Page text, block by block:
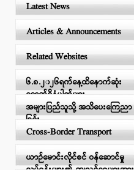
Latest News
Articles & Announcements
Related Websites
၆.၈.၂၀၂၆ရက်နေ့ထိနောက်ဆုံး
ရောက်ရှိနံပါတ်များ
အများပြည်သူသို့ အသိပေးကြေညာ
ခြင်း
Cross-Border Transport
ယာဉ်မောင်းလိုင်စင် ဝန်ဆောင်မှု